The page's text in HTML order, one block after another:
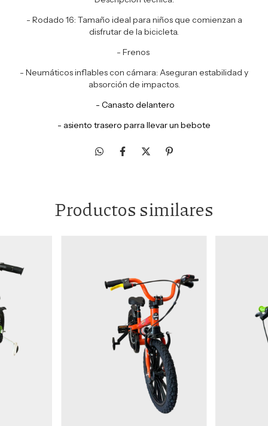
- Rodado 16: Tamaño ideal para niños que comienzan a
disfrutar de la bicicleta.
- Frenos
- Neumáticos inflables con cámara: Aseguran estabilidad y
absorción de impactos.
- Canasto delantero
- asiento trasero parra llevar un bebote
Productos similares